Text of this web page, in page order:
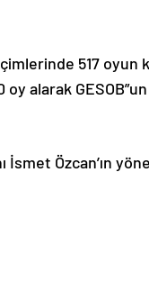
517 oyun
alarak
İsmet Özcan’ın